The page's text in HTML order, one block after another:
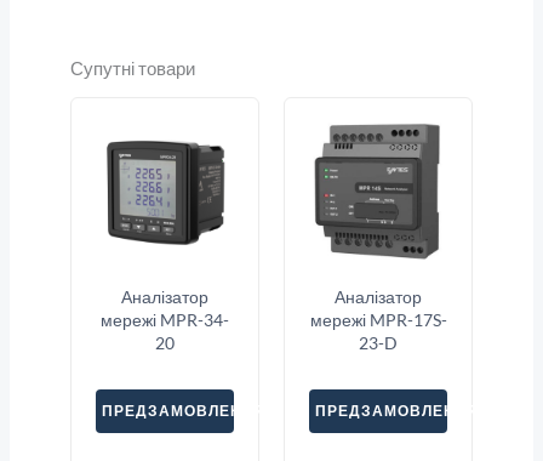
Супутні товари
Аналізатор
мережі MPR-34-
20
ПРЕДЗАМОВЛЕННЯ
Аналізатор
мережі MPR-17S-
23-D
ПРЕДЗАМОВЛЕННЯ